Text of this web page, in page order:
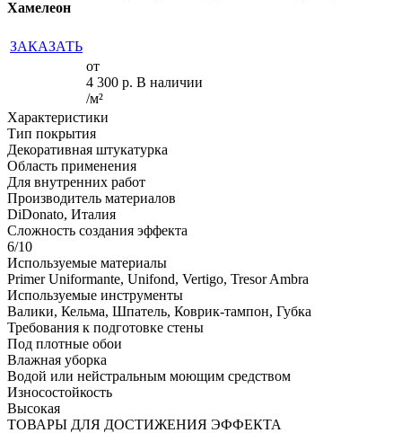
Хамелеон
ЗАКАЗАТЬ
от
4 300 р.
/м²
В наличии
Характеристики
Тип покрытия
Декоративная штукатурка
Область применения
Для внутренних работ
Производитель материалов
DiDonato, Италия
Сложность создания эффекта
6/10
Используемые материалы
Primer Uniformante, Unifond, Vertigo, Tresor Ambra
Используемые инструменты
Валики, Кельма, Шпатель, Коврик-тампон, Губка
Требования к подготовке стены
Под плотные обои
Влажная уборка
Водой или нейстральным моющим средством
Износостойкость
Высокая
ТОВАРЫ ДЛЯ ДОСТИЖЕНИЯ ЭФФЕКТА